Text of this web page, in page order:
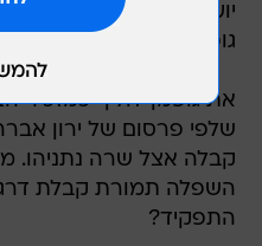
יועץ התקשורת הקרוב
גופמן במוסד.
את גופמן יחליף כמזכיר
קבלה אצל שרה נתניהו.
השפלה תמורת קבלת
התפקיד?